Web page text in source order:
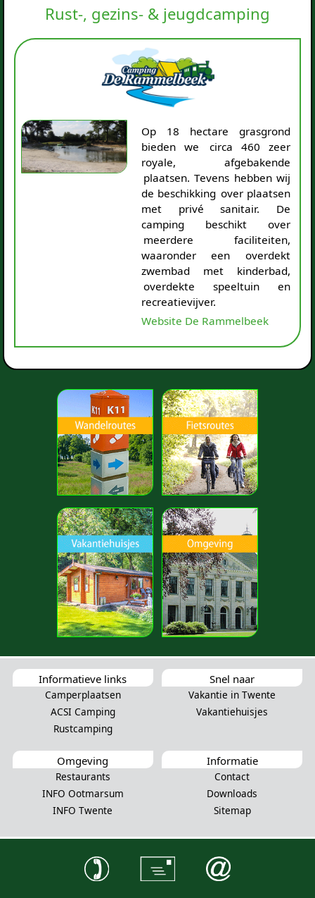
Rust-, gezins- & jeugdcamping
Op 18 hectare grasgrond
bieden we circa 460 zeer
royale, afgebakende
plaatsen. Tevens hebben wij
de beschikking over plaatsen
met privé sanitair. De
camping beschikt over
meerdere faciliteiten,
waaronder een overdekt
zwembad met kinderbad,
overdekte speeltuin en
recreatievijver.
Website De Rammelbeek
Informatieve links
Camperplaatsen
ACSI Camping
Rustcamping
Snel naar
Vakantie in Twente
Vakantiehuisjes
Omgeving
Restaurants
INFO Ootmarsum
INFO Twente
Informatie
Contact
Downloads
Sitemap